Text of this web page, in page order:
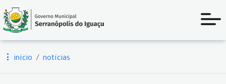
início notícias